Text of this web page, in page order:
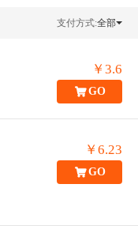
支付方式:全部
￥3.6
GO
￥6.23
GO